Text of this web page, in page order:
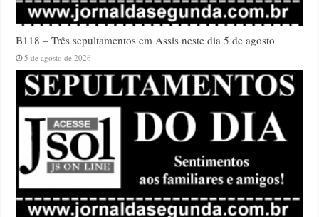
B118 – Três sepultamentos em Assis neste dia 5 de agosto
5 de agosto de 2026